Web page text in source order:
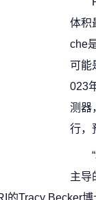
体积
che
可能
023
测器
行，
主导
的Tracy Becker